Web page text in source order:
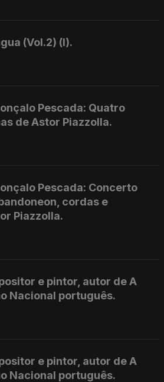
(Vol.2) (I).
Pescada: Quatro
de Astor Piazzolla.
Pescada: Concerto
cordas e
Piazzolla.
e pintor, autor de A
Nacional português.
e pintor, autor de A
Nacional português.